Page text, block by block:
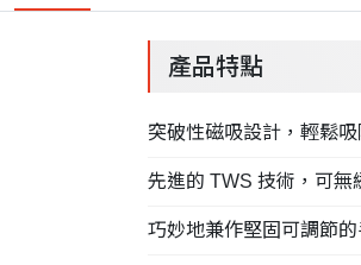
產品特點
突破性磁吸設計，輕鬆
先進的 TWS 技術，可無
巧妙地兼作堅固可調節